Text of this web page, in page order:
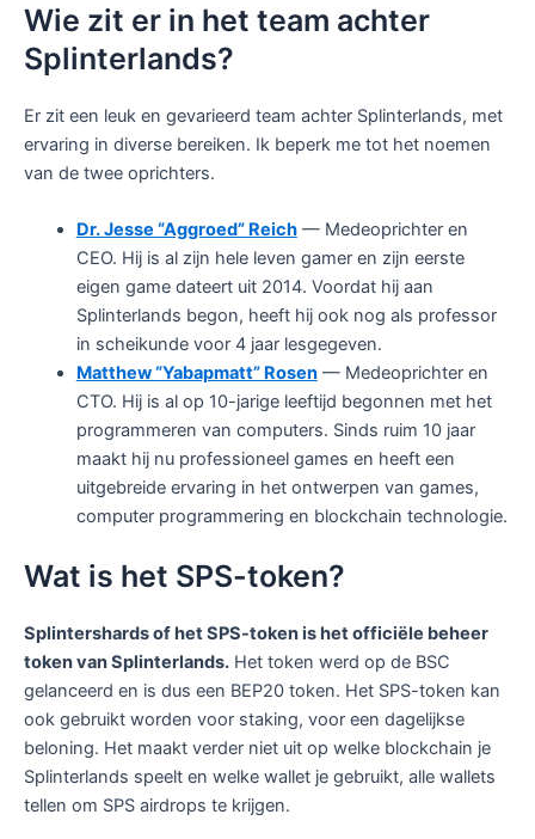
Wie zit er in het team achter
Splinterlands?
Er zit een leuk en gevarieerd team achter Splinterlands, met
ervaring in diverse bereiken. Ik beperk me tot het noemen
van de twee oprichters.
Dr. Jesse “Aggroed” Reich— Medeoprichter en
CEO. Hij is al zijn hele leven gamer en zijn eerste
eigen game dateert uit 2014. Voordat hij aan
Splinterlands begon, heeft hij ook nog als professor
in scheikunde voor 4 jaar lesgegeven.
Matthew “Yabapmatt” Rosen— Medeoprichter en
CTO. Hij is al op 10-jarige leeftijd begonnen met het
programmeren van computers. Sinds ruim 10 jaar
maakt hij nu professioneel games en heeft een
uitgebreide ervaring in het ontwerpen van games,
computer programmering en blockchain technologie.
Wat is het SPS-token?
Splintershards of het SPS-token is het officiële beheer
token van Splinterlands. Het token werd op de BSC
gelanceerd en is dus een BEP20 token. Het SPS-token kan
ook gebruikt worden voor staking, voor een dagelijkse
beloning. Het maakt verder niet uit op welke blockchain je
Splinterlands speelt en welke wallet je gebruikt, alle wallets
tellen om SPS airdrops te krijgen.